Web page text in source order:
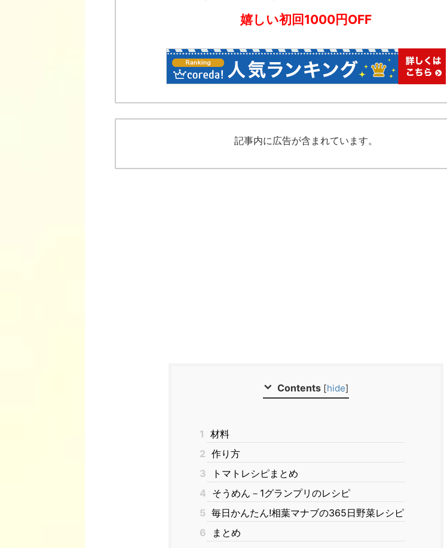
嬉しい初回1000円OFF
記事内に広告が含まれています。
Contents [hide]
1 材料
2 作り方
3
トマトレシピまとめ
4 そうめん－1グランプリのレシピ
5 毎日かんたん!相葉マナブの365日野菜レシピ
6
まとめ